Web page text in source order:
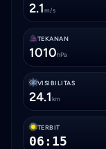
2.1m/s
TEKANAN
1010hPa
VISIBILITAS
24.1km
TERBIT
06:15